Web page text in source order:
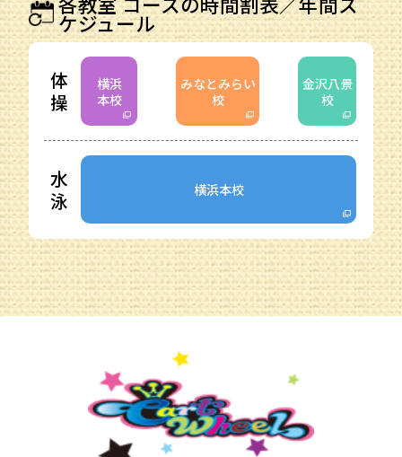
ケジュール
体
操
横浜
本校
みなとみらい
校
金沢八景
校
水
泳
横浜本校